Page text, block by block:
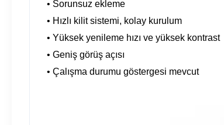
• Sorunsuz ekleme
• Hızlı kilit sistemi, kolay kurulum
• Yüksek yenileme hızı ve yüksek kontrast
• Geniş görüş açısı
• Çalışma durumu göstergesi mevcut